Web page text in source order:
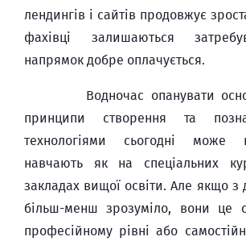
лендингів і сайтів продовжує
фахівці залишаються
напрямок добре оплачується.
Водночас опанувати
принципи створення та
технологіями сьогодні може
навчають як на спеціальних
закладах вищої освіти. Але якщо з
більш-менш зрозуміло, вони це
професійному рівні або